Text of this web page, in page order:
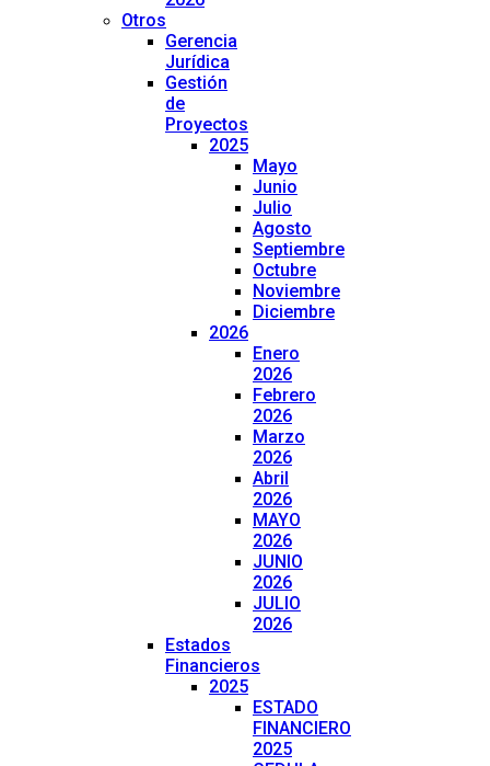
Otros
Gerencia
Jurídica
Gestión
de
Proyectos
2025
Mayo
Junio
Julio
Agosto
Septiembre
Octubre
Noviembre
Diciembre
2026
Enero
2026
Febrero
2026
Marzo
2026
Abril
2026
MAYO
2026
JUNIO
2026
JULIO
2026
Estados
Financieros
2025
ESTADO
FINANCIERO
2025